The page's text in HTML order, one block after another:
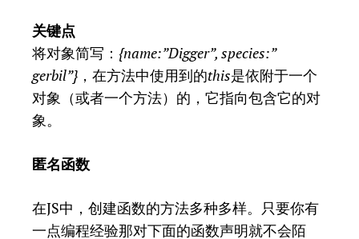
关键点
将对象简写： {name:”Digger”, species:”
gerbil”} ，在方法中使用到的this是依附于一个
对象（或者一个方法）的，它指向包含它的对
象。
匿名函数
在JS中，创建函数的方法多种多样。只要你有
一点编程经验那对下面的函数声明就不会陌